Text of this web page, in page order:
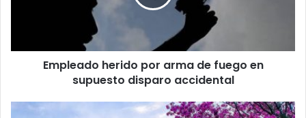
Empleado herido por arma de fuego en
supuesto disparo accidental